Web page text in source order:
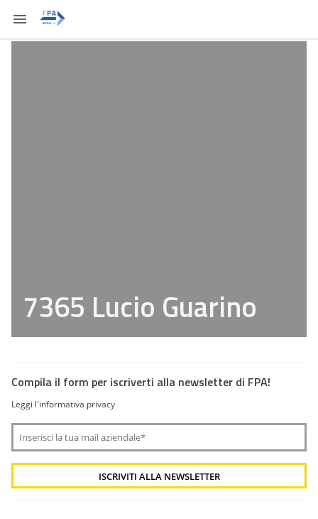
7365 Lucio Guarino
Compila il form per iscriverti alla newsletter di FPA!
Leggi l'informativa privacy